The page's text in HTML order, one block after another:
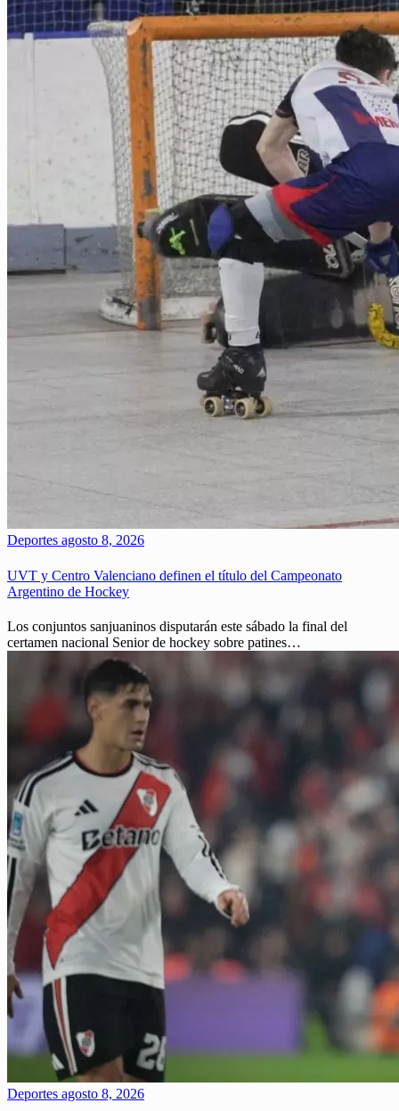
Deportes agosto 8, 2026
UVT y Centro Valenciano definen el título del Campeonato
Argentino de Hockey
Los conjuntos sanjuaninos disputarán este sábado la final del
certamen nacional Senior de hockey sobre patines…
Deportes agosto 8, 2026